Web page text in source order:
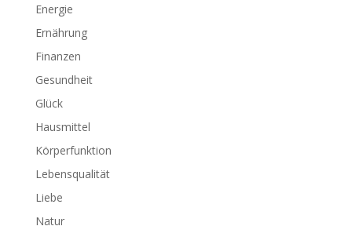
Energie
Ernährung
Finanzen
Gesundheit
Glück
Hausmittel
Körperfunktion
Lebensqualität
Liebe
Natur